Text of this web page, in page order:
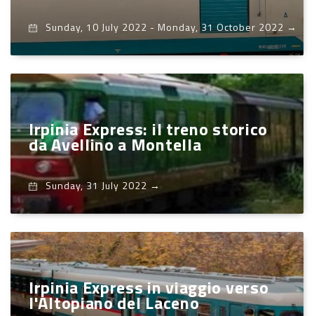
Sunday, 10 July 2022 - Monday, 31 October 2022 →
Irpinia Express: il treno storico
da Avellino a Montella
Sunday, 31 July 2022 →
Irpinia Express in viaggio verso
l'Altopiano del Laceno